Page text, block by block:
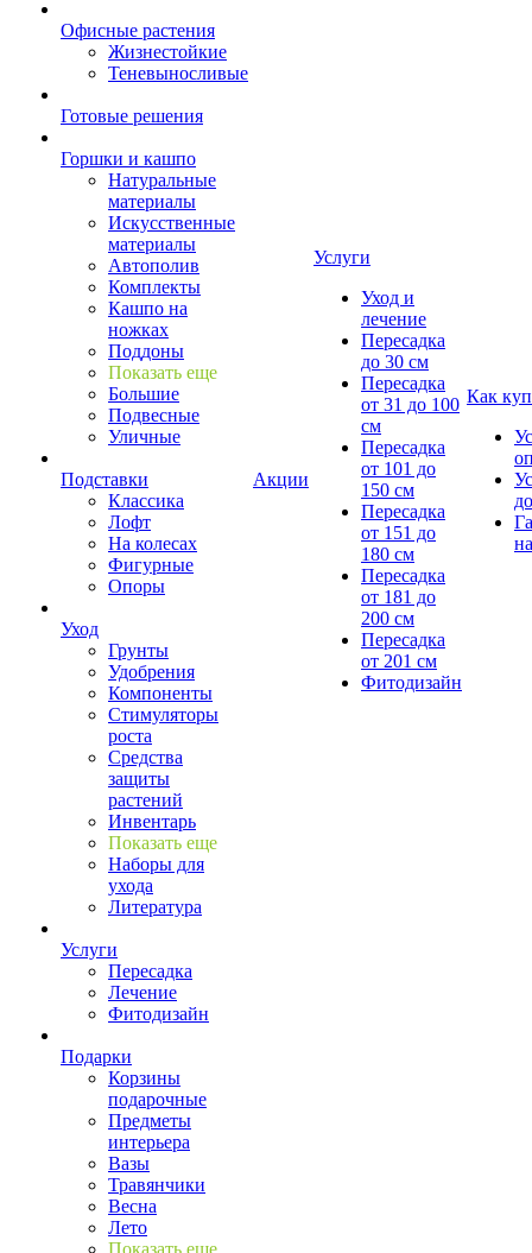
Офисные растения
Жизнестойкие
Теневыносливые
Готовые решения
Горшки и кашпо
Натуральные
материалы
Искусственные
материалы
Автополив
Комплекты
Кашпо на
ножках
Поддоны
Показать еще
Большие
Подвесные
Уличные
Подставки
Классика
Лофт
На колесах
Фигурные
Опоры
Уход
Грунты
Удобрения
Компоненты
Стимуляторы
роста
Средства
защиты
растений
Инвентарь
Показать еще
Наборы для
ухода
Литература
Услуги
Пересадка
Лечение
Фитодизайн
Подарки
Корзины
подарочные
Предметы
интерьера
Вазы
Травянчики
Весна
Лето
Акции
Услуги
Уход и
лечение
Пересадка
до 30 см
Пересадка
от 31 до 100
см
Пересадка
от 101 до
150 см
Пересадка
от 151 до
180 см
Пересадка
от 181 до
200 см
Пересадка
от 201 см
Фитодизайн
Как